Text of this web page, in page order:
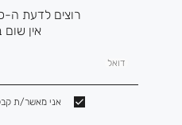
רוצים לדעת ה-
אין שום
דואל
אני מאשר/ת